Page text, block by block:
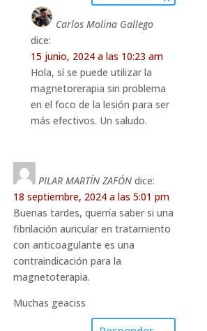
Carlos Molina Gallego
dice:
15 junio, 2024 a las 10:23 am
Hola, sí se puede utilizar la
magnetorerapia sin problema
en el foco de la lesión para ser
más efectivos. Un saludo.
PILAR MARTÍN ZAFÓN dice:
18 septiembre, 2024 a las 5:01 pm
Buenas tardes, querría saber si una
fibrilación auricular en tratamiento
con anticoagulante es una
contraindicación para la
magnetoterapia.
Muchas geaciss